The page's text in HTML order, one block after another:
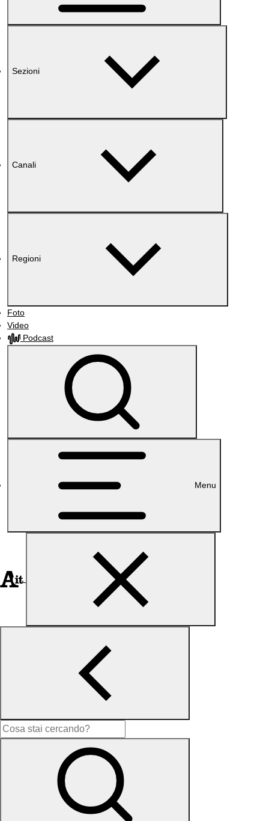
Sezioni
Canali
Regioni
Foto
Video
Podcast
Menu